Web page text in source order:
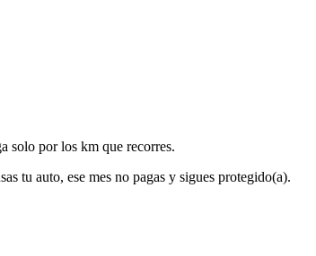
solo por los km que recorres.
tu auto, ese mes no pagas y sigues protegido(a).